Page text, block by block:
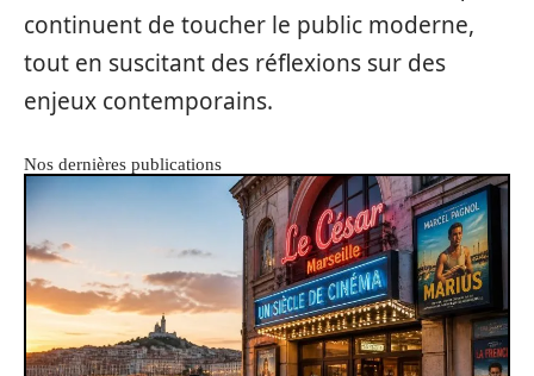
continuent de toucher le public moderne,
tout en suscitant des réflexions sur des
enjeux contemporains.
Nos dernières publications